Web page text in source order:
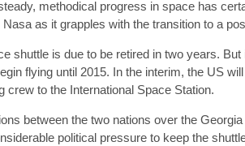
methodical progress in space has
as it grapples with the transition to a
shuttle is due to be retired in two years.
flying until 2015. In the interim, the US
crew to the International Space Station.
between the two nations over the
political pressure to keep the